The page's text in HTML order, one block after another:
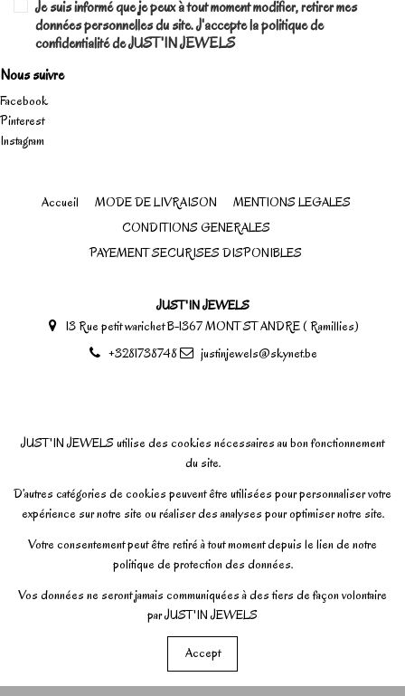
Je suis informé que je peux à tout moment modifier, retirer mes
données personnelles du site. J'accepte la politique de
confidentialité de JUST'IN JEWELS
Nous suivre
Facebook
Pinterest
Instagram
Accueil MODE DE LIVRAISON
MENTIONS LEGALES
CONDITIONS GENERALES
PAYEMENT SECURISES DISPONIBLES
JUST'IN JEWELS
13 Rue petit warichet B-1367 MONT ST ANDRE ( Ramillies)
+3281738748
justinjewels@skynet.be
JUST'IN JEWELS utilise des cookies nécessaires au bon fonctionnement
du site.
D’autres catégories de cookies peuvent être utilisées pour personnaliser votre
expérience sur notre site ou réaliser des analyses pour optimiser notre site.
Votre consentement peut être retiré à tout moment depuis le lien de notre
politique de protection des données.
Vos données ne seront jamais communiquées à des tiers de façon volontaire
par JUST'IN JEWELS
Accept